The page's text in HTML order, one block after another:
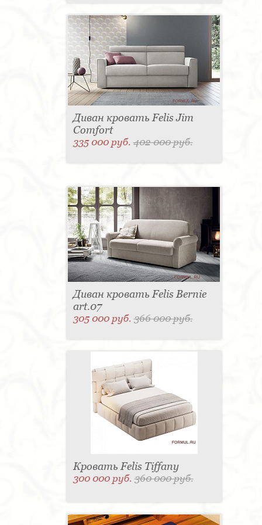
Диван кровать Felis Jim
Comfort
335 000 руб.402 000 руб.
Диван кровать Felis Bernie
art.07
305 000 руб.366 000 руб.
Кровать Felis Tiffany
300 000 руб.360 000 руб.